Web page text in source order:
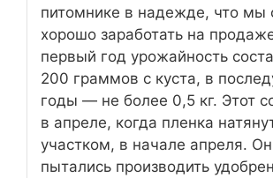
питомнике в надежде, что
хорошо заработать на
первый год урожайность
200 граммов с куста, в
годы — не более 0,5 кг. Этот
в апреле, когда пленка
участком, в начале апреля.
пытались производить